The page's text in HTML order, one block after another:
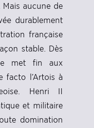
aucune de
durablement
française
stable. Dès
met fin aux
facto l’Artois à
Henri II
et militaire
domination